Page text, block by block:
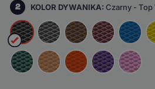
2 KOLOR DYWANIKA:Czarny - Top